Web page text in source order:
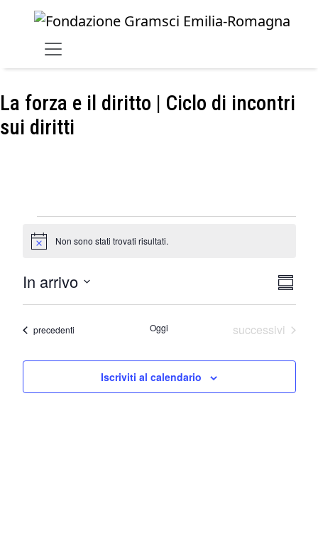
Skip to main content
La forza e il diritto | Ciclo di incontri
sui diritti
Eventi
Notice Non sono stati trovati risultati.
Viste
Viste
In arrivo
Select
Eventi
precedenti Oggi Eventi
successivi
Iscriviti al calendario